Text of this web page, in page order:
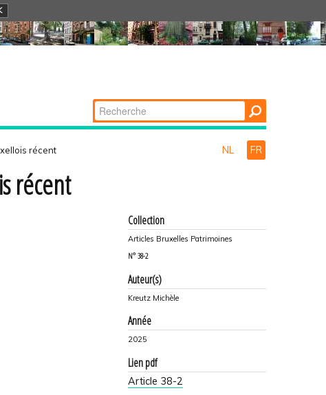
Chercher par
Recherche
récent NL FR
récent
Collection
Articles Bruxelles Patrimoines
N° 38-2
Auteur(s)
Kreutz Michèle
Année
2025
Lien pdf
Article 38-2